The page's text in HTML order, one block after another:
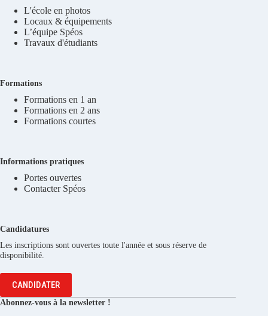
L'école en photos
Locaux & équipements
L’équipe Spéos
Travaux d'étudiants
Formations
Formations en 1 an
Formations en 2 ans
Formations courtes
Informations pratiques
Portes ouvertes
Contacter Spéos
Candidatures
Les inscriptions sont ouvertes toute l'année et sous réserve de
disponibilité.
CANDIDATER
Abonnez-vous à la newsletter !